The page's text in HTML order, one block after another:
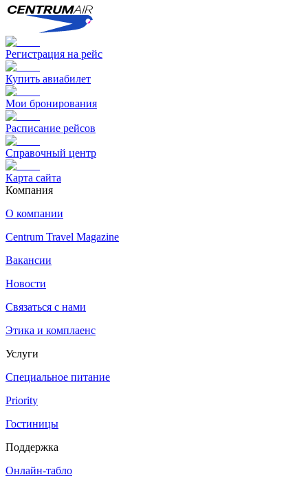
Регистрация на рейс
Купить авиабилет
Мои бронирования
Расписание рейсов
Справочный центр
Карта сайта
Компания
О компании
Centrum Travel Magazine
Вакансии
Новости
Связаться с нами
Этика и комплаенс
Услуги
Специальное питание
Priority
Гостиницы
Поддержка
Онлайн-табло